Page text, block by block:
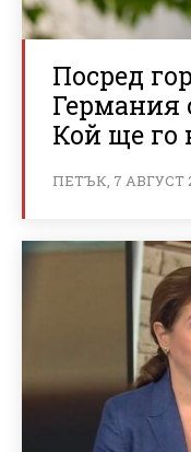
Посред
Германия
Кой ще го
ПЕТЪК, 7 АВГУСТ